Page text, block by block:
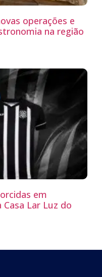
operações e
na região
em
Lar Luz do